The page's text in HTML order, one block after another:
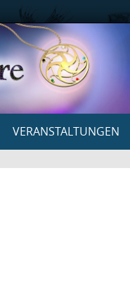
VERANSTALTUNGEN